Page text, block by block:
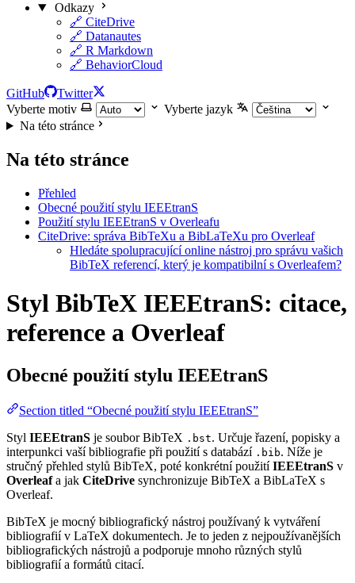
Odkazy
🔗 CiteDrive
🔗 Datanautes
🔗 R Markdown
🔗 BehaviorCloud
GitHub
Twitter
Vyberte motiv
Vyberte jazyk
Na této stránce
Na této stránce
Přehled
Obecné použití stylu IEEEtranS
Použití stylu IEEEtranS v Overleafu
CiteDrive: správa BibTeXu a BibLaTeXu pro Overleaf
Hledáte spolupracující online nástroj pro správu vašich
BibTeX referencí, který je kompatibilní s Overleafem?
Styl BibTeX IEEEtranS: citace,
reference a Overleaf
Obecné použití stylu IEEEtranS
Section titled “Obecné použití stylu IEEEtranS”
Styl IEEEtranS je soubor BibTeX .bst. Určuje řazení, popisky a
interpunkci vaší bibliografie při použití s databází .bib. Níže je
stručný přehled stylů BibTeX, poté konkrétní použitíIEEEtranS v
Overleafa jak CiteDrive synchronizuje BibTeX a BibLaTeX s
Overleaf.
BibTeX je mocný bibliografický nástroj používaný k vytváření
bibliografií v LaTeX dokumentech. Je to jeden z nejpoužívanějších
bibliografických nástrojů a podporuje mnoho různých stylů
bibliografií a formátů citací.